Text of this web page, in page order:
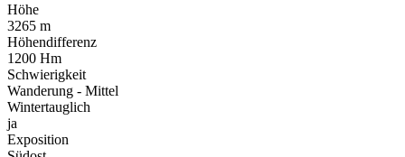
Höhe
3265 m
Höhendifferenz
1200 Hm
Schwierigkeit
Wanderung - Mittel
Wintertauglich
ja
Exposition